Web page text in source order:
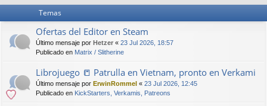
Temas
Ofertas del Editor en Steam
Último mensaje por Hetzer « 23 Jul 2026, 18:57
Publicado en Matrix / Slitherine
Librojuego 📒 Patrulla en Vietnam, pronto en Verkami
Último mensaje por ErwinRommel « 23 Jul 2026, 12:45
Publicado en KickStarters, Verkamis, Patreons